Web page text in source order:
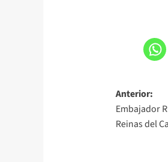
Anterior:
Embajador
Reinas del